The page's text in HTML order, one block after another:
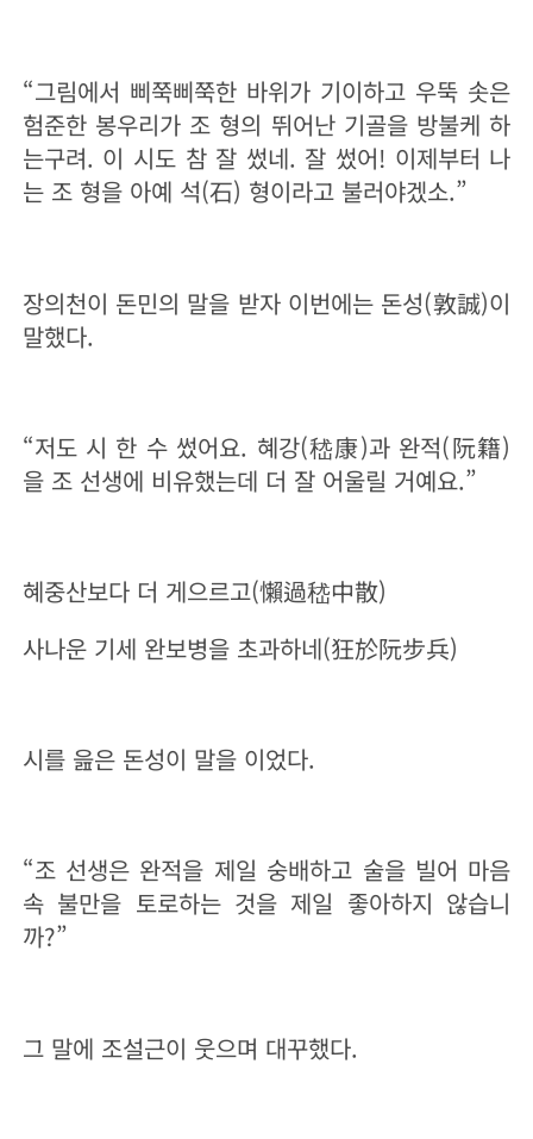
“그림에서 삐쭉삐쭉한 바위가 기이하고 우뚝 솟은
험준한 봉우리가 조 형의 뛰어난 기골을 방불케 하
는구려. 이 시도 참 잘 썼네. 잘 썼어! 이제부터 나
는 조 형을 아예 석(石) 형이라고 불러야겠소.”
장의천이 돈민의 말을 받자 이번에는 돈성(敦誠)이
말했다.
“저도 시 한 수 썼어요. 혜강(嵇康)과 완적(阮籍)
을 조 선생에 비유했는데 더 잘 어울릴 거예요.”
혜중산보다 더 게으르고(懶過嵇中散)
사나운 기세 완보병을 초과하네(狂於阮步兵)
시를 읊은 돈성이 말을 이었다.
“조 선생은 완적을 제일 숭배하고 술을 빌어 마음
속 불만을 토로하는 것을 제일 좋아하지 않습니
까?”
그 말에 조설근이 웃으며 대꾸했다.